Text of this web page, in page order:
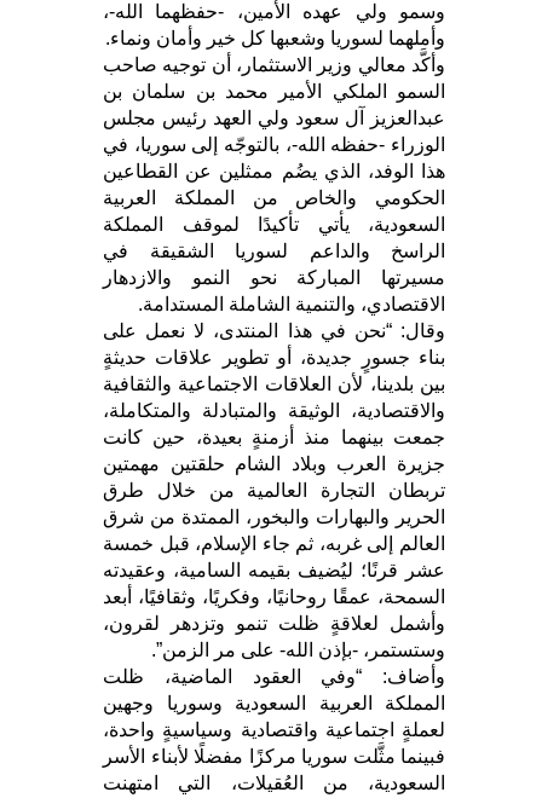
وسمو ولي عهده الأمين، -حفظهما الله-،
وأملهما لسوريا وشعبها كل خير وأمان ونماء.
وأكَّد معالي وزير الاستثمار، أن توجيه صاحب
السمو الملكي الأمير محمد بن سلمان بن
عبدالعزيز آل سعود ولي العهد رئيس مجلس
الوزراء -حفظه الله-، بالتوجّه إلى سوريا، في
هذا الوفد، الذي يضُم ممثلين عن القطاعين
الحكومي والخاص من المملكة العربية
السعودية، يأتي تأكيدًا لموقف المملكة
الراسخ والداعم لسوريا الشقيقة في
مسيرتها المباركة نحو النمو والازدهار
الاقتصادي، والتنمية الشاملة المستدامة.
وقال: “نحن في هذا المنتدى، لا نعمل على
بناء جسورٍ جديدة، أو تطوير علاقات حديثةٍ
بين بلدينا، لأن العلاقات الاجتماعية والثقافية
والاقتصادية، الوثيقة والمتبادلة والمتكاملة،
جمعت بينهما منذ أزمنةٍ بعيدة، حين كانت
جزيرة العرب وبلاد الشام حلقتين مهمتين
تربطان التجارة العالمية من خلال طرق
الحرير والبهارات والبخور، الممتدة من شرق
العالم إلى غربه، ثم جاء الإسلام، قبل خمسة
عشر قرنًا؛ ليُضيف بقيمه السامية، وعقيدته
السمحة، عمقًا روحانيًا، وفكريًا، وثقافيًا، أبعد
وأشمل لعلاقةٍ ظلت تنمو وتزدهر لقرون،
وستستمر، -بإذن الله- على مر الزمن”.
وأضاف: “وفي العقود الماضية، ظلت
المملكة العربية السعودية وسوريا وجهين
لعملةٍ اجتماعية واقتصادية وسياسيةٍ واحدة،
فبينما مثَّلت سوريا مركزًا مفضلًا لأبناء الأسر
السعودية، من العُقيلات، التي امتهنت